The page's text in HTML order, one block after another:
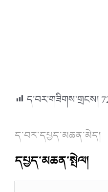
ད་བར་གཟིགས་གྲངས།
ད་བར་དཔྱད་མཆན་མེད།
དཔྱད་མཆན་སྤེལ།